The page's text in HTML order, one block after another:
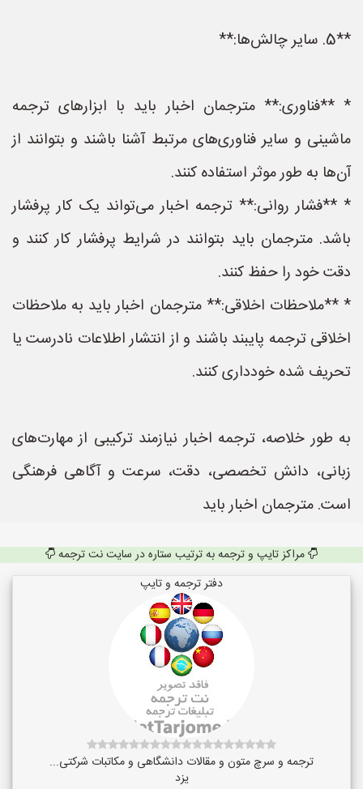
**5. سایر چالش‌ها:**
* **فناوری:** مترجمان اخبار باید با ابزارهای ترجمه
ماشینی و سایر فناوری‌های مرتبط آشنا باشند و بتوانند از
آن‌ها به طور موثر استفاده کنند.
* **فشار روانی:** ترجمه اخبار می‌تواند یک کار پرفشار
باشد. مترجمان باید بتوانند در شرایط پرفشار کار کنند و
دقت خود را حفظ کنند.
* **ملاحظات اخلاقی:** مترجمان اخبار باید به ملاحظات
اخلاقی ترجمه پایبند باشند و از انتشار اطلاعات نادرست یا
تحریف شده خودداری کنند.
به طور خلاصه، ترجمه اخبار نیازمند ترکیبی از مهارت‌های
زبانی، دانش تخصصی، دقت، سرعت و آگاهی فرهنگی
است. مترجمان اخبار باید
مراکز تایپ و ترجمه به ترتیب ستاره در سایت نت ترجمه
دفتر ترجمه و تایپ
ترجمه و سرچ متون و مقالات دانشگاهی و مکاتبات شرکتی...
یزد